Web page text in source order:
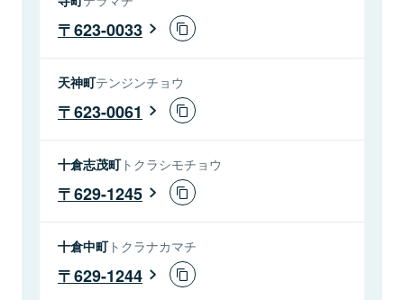
623-0033
天神町テンジンチョウ
623-0061
十倉志茂町トクラシモチョウ
629-1245
十倉中町トクラナカマチ
629-1244